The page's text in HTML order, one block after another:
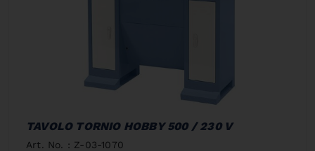
TAVOLO TORNIO HOBBY 500 / 230 V
Art. No. : Z-03-1070